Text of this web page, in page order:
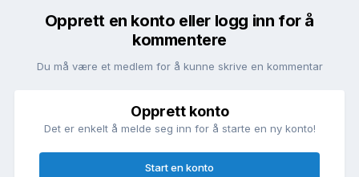
Opprett en konto eller logg inn for å
kommentere
Du må være et medlem for å kunne skrive en kommentar
Opprett konto
Det er enkelt å melde seg inn for å starte en ny konto!
Start en konto